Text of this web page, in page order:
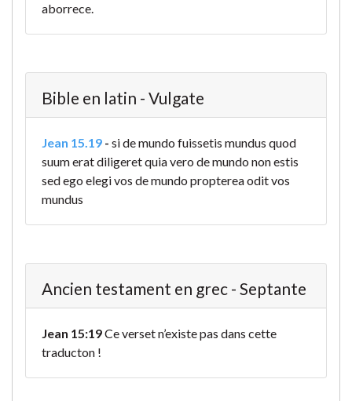
aborrece.
Bible en latin - Vulgate
Jean 15.19 - si de mundo fuissetis mundus quod
suum erat diligeret quia vero de mundo non estis
sed ego elegi vos de mundo propterea odit vos
mundus
Ancien testament en grec - Septante
Jean 15:19Ce verset n’existe pas dans cette
traducton !